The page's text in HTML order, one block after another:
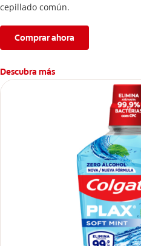
cepillado común.
Comprar ahora
Descubra más